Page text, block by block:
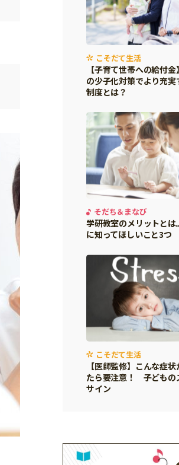
こそだて生活
【子育て世帯への給付
の少子化対策でより充実
制度とは？
そだち＆まなび
学研教室のメリットとは
に知ってほしいこと3つ
こそだて生活
【医師監修】こんな症
たら要注意！ 子どもの
サイン